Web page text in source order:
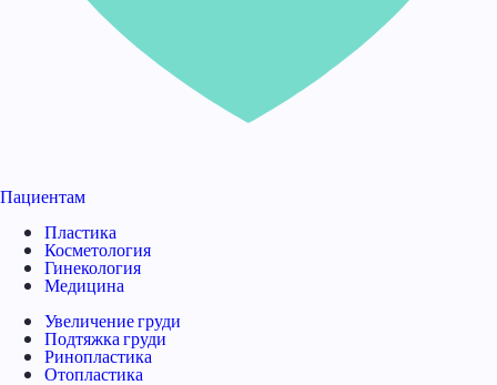
Пациентам
Пластика
Косметология
Гинекология
Медицина
Увеличение груди
Подтяжка груди
Ринопластика
Отопластика